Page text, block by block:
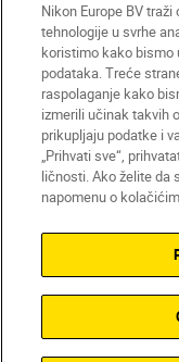
SR Nikon
Kontaktirajte nas
Uslovi
Podešavanja
© 2026 Nikon
Nikon Europe BV
tehnologije u svrhe
koristimo kako bismo
podataka. Treće
raspolaganje kako
izmerili učinak takvih
prikupljaju podatke i
„Prihvati sve“,
ličnosti. Ako želite da
napomenu o